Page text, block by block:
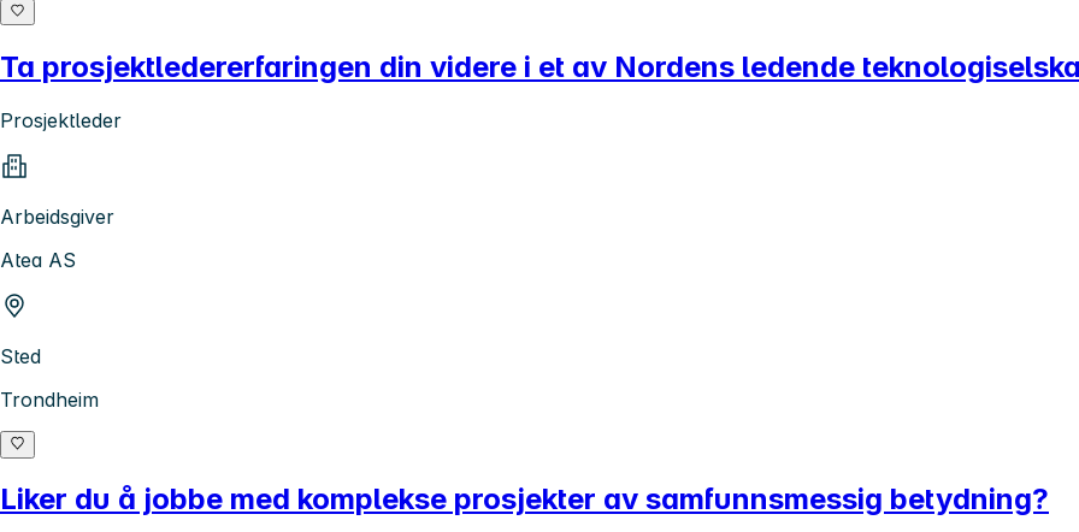
Ta prosjektledererfaringen din videre i et av Nordens ledende
Prosjektleder
Arbeidsgiver
Atea AS
Sted
Trondheim
Liker du å jobbe med komplekse prosjekter av samfunnsmessig betydning?